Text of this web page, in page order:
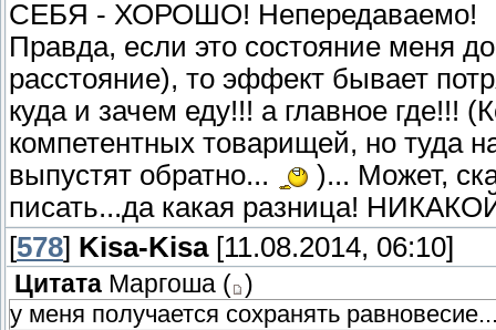
СЕБЯ - ХОРОШО! Непередаваемо!
Правда, если это состояние меня
расстояние), то эффект бывает
куда и зачем еду!!! а главное где!!!
компетентных товарищей, но туда
выпустят обратно...
)... Может,
писать...да какая разница!
[578] Kisa-Kisa[11.08.2014, 06:10]
Цитата Маргоша ( )
у меня получается сохранять